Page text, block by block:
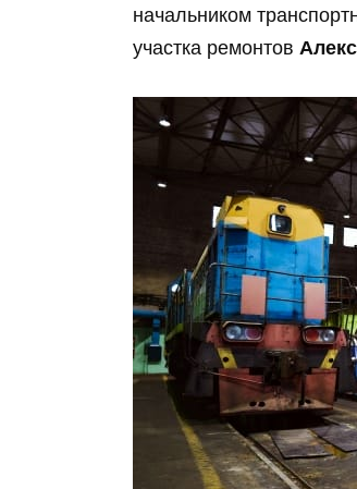
начальником
участка ремонтов